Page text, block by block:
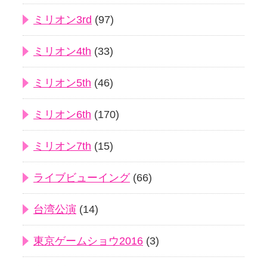
ミリオン3rd (97)
ミリオン4th (33)
ミリオン5th (46)
ミリオン6th (170)
ミリオン7th (15)
ライブビューイング(66)
台湾公演 (14)
東京ゲームショウ2016 (3)